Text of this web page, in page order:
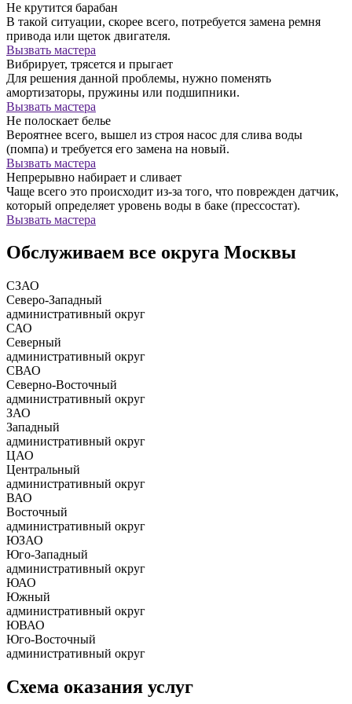
Не крутится барабан
В такой ситуации, скорее всего, потребуется замена ремня
привода или щеток двигателя.
Вызвать мастера
Вибрирует, трясется и прыгает
Для решения данной проблемы, нужно поменять
амортизаторы, пружины или подшипники.
Вызвать мастера
Не полоскает белье
Вероятнее всего, вышел из строя насос для слива воды
(помпа) и требуется его замена на новый.
Вызвать мастера
Непрерывно набирает и сливает
Чаще всего это происходит из-за того, что поврежден датчик,
который определяет уровень воды в баке (прессостат).
Вызвать мастера
Обслуживаем все округа Москвы
СЗАО
Северо-Западный
административный округ
САО
Северный
административный округ
СВАО
Северно-Восточный
административный округ
ЗАО
Западный
административный округ
ЦАО
Центральный
административный округ
ВАО
Восточный
административный округ
ЮЗАО
Юго-Западный
административный округ
ЮАО
Южный
административный округ
ЮВАО
Юго-Восточный
административный округ
Схема оказания услуг